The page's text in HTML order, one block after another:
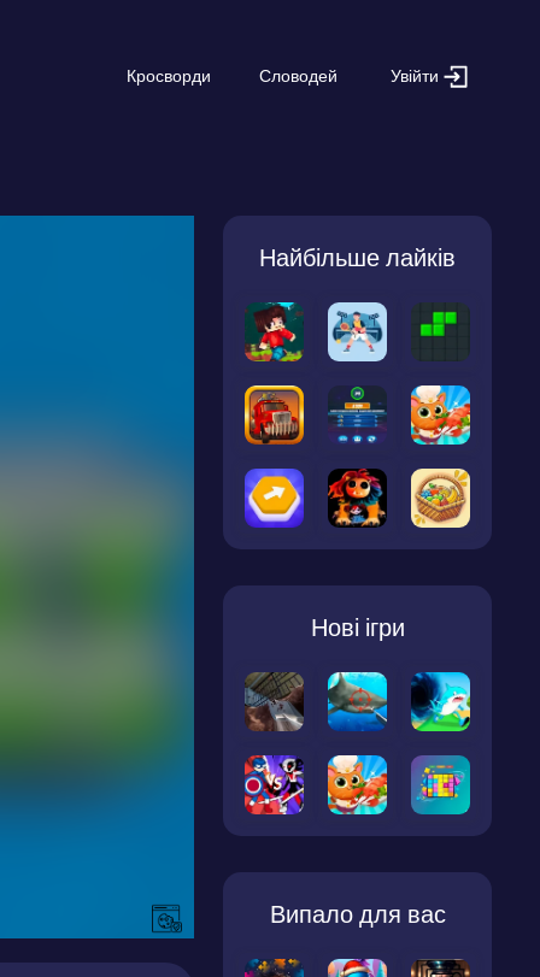
Кросворди Словодей Увійти
Найбільше лайків
Нові ігри
Випало для вас